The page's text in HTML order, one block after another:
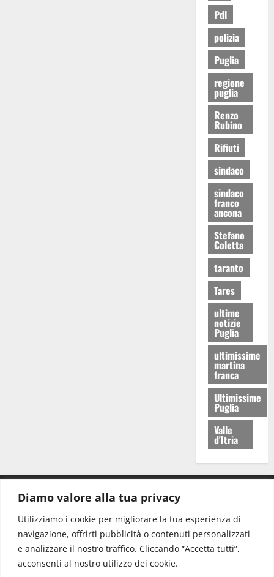
Diamo valore alla tua privacy
Utilizziamo i cookie per migliorare la tua esperienza di
navigazione, offrirti pubblicità o contenuti personalizzati
e analizzare il nostro traffico. Cliccando “Accetta tutti”,
acconsenti al nostro utilizzo dei cookie.
Pdl
polizia
Puglia
regione
puglia
Renzo
Rubino
Rifiuti
sindaco
sindaco
franco
ancona
Stefano
Coletta
taranto
Tares
ultime
notizie
Puglia
ultimissime
martina
franca
Ultimissime
Puglia
Valle
d'Itria
Redazione: redazione@www.martinasera.it
Direttore:direttore@www.martinasera.it
Info & Commerciale:info@www.martinasera.it